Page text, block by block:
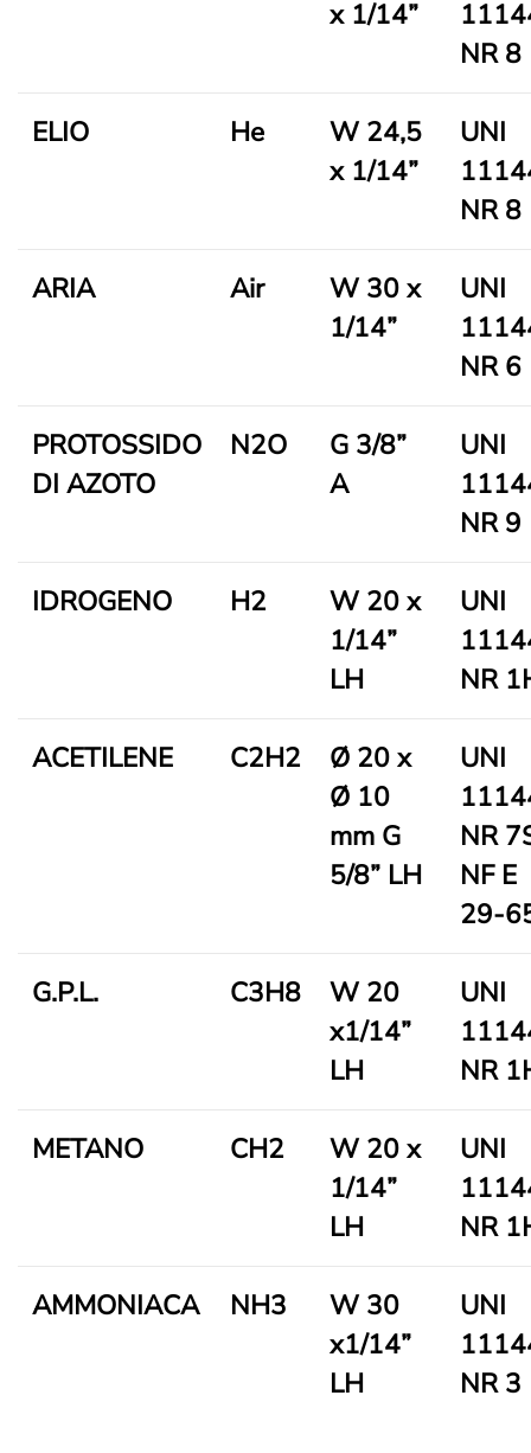
x 1/14”
NR 8
ELIO He
W 24,5
x 1/14”
UNI
NR 8
ARIA Air
W 30 x
1/14”
UNI
NR 6
PROTOSSIDO
DI AZOTO
N2O
G 3/8”
A
UNI
NR 9
IDROGENO H2
W 20 x
1/14”
LH
UNI
NR
ACETILENE C2H2
Ø 20 x
Ø 10
mm G
5/8” LH
UNI
NR
NF E
29-
G.P.L. C3H8
W 20
x1/14”
LH
UNI
NR
METANO CH2
W 20 x
1/14”
LH
UNI
NR
AMMONIACA NH3
W 30
x1/14”
LH
UNI
NR 3